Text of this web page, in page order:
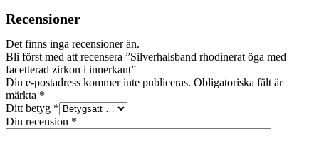
Recensioner
Det finns inga recensioner än.
Bli först med att recensera ”Silverhalsband rhodinerat öga med
facetterad zirkon i innerkant”
Din e-postadress kommer inte publiceras. Obligatoriska fält är
märkta *
Ditt betyg *
Din recension *